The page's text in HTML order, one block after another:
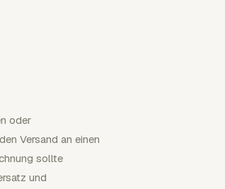
oder
Versand an einen
sollte
und